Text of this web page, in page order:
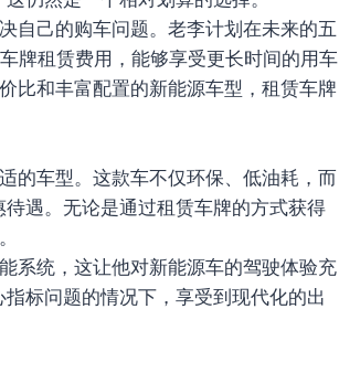
自己的购车问题。老李计划在未来的五
牌租赁费用，能够享受更长时间的用车
比和丰富配置的新能源车型，租赁车牌
的车型。这款车不仅环保、低油耗，而
遇。无论是通过租赁车牌的方式获得
系统，这让他对新能源车的驾驶体验充
标问题的情况下，享受到现代化的出